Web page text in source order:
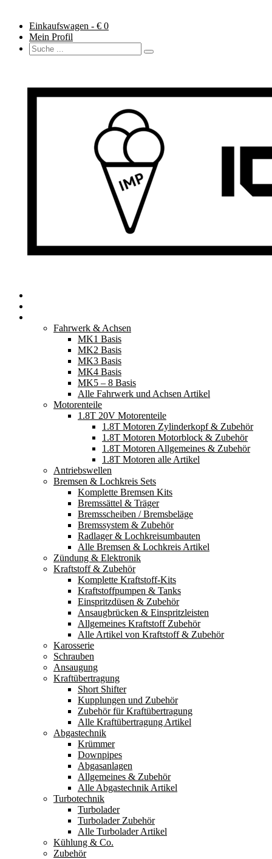
Einkaufswagen - € 0
Mein Profil
Fahrwerk & Achsen
MK1 Basis
MK2 Basis
MK3 Basis
MK4 Basis
MK5 – 8 Basis
Alle Fahrwerk und Achsen Artikel
Motorenteile
1.8T 20V Motorenteile
1.8T Motoren Zylinderkopf & Zubehör
1.8T Motoren Motorblock & Zubehör
1.8T Motoren Allgemeines & Zubehör
1.8T Motoren alle Artikel
Antriebswellen
Bremsen & Lochkreis Sets
Komplette Bremsen Kits
Bremssättel & Träger
Bremsscheiben / Bremsbeläge
Bremssystem & Zubehör
Radlager & Lochkreisumbauten
Alle Bremsen & Lochkreis Artikel
Zündung & Elektronik
Kraftstoff & Zubehör
Komplette Kraftstoff-Kits
Kraftstoffpumpen & Tanks
Einspritzdüsen & Zubehör
Ansaugbrücken & Einspritzleisten
Allgemeines Kraftstoff Zubehör
Alle Artikel von Kraftstoff & Zubehör
Karosserie
Schrauben
Ansaugung
Kraftübertragung
Short Shifter
Kupplungen und Zubehör
Zubehör für Kraftübertragung
Alle Kraftübertragung Artikel
Abgastechnik
Krümmer
Downpipes
Abgasanlagen
Allgemeines & Zubehör
Alle Abgastechnik Artikel
Turbotechnik
Turbolader
Turbolader Zubehör
Alle Turbolader Artikel
Kühlung & Co.
Zubehör